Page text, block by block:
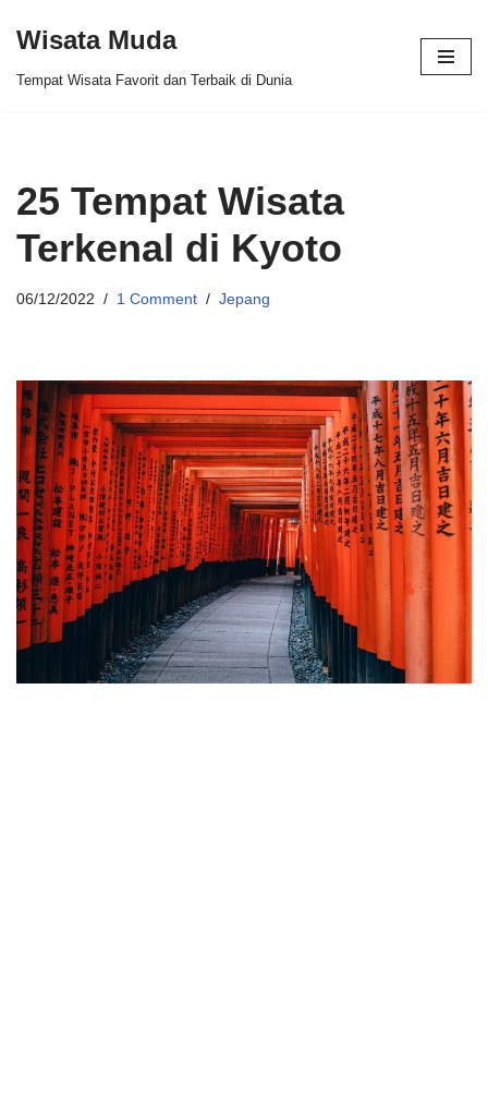
Wisata Muda
Tempat Wisata Favorit dan Terbaik di Dunia
25 Tempat Wisata
Terkenal di Kyoto
06/12/2022 1 Comment Jepang